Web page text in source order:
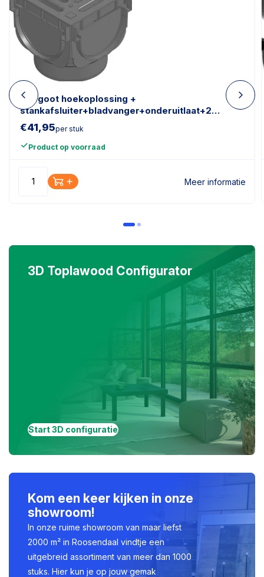
Topgoot hoekoplossing +
stankafsluiter+bladvanger+onderuitlaat+2
sluitstukken (44346)
€41,95per stuk
Product op voorraad
Meer informatie
3D Toplawood Configurator
Start 3D configuratie
Kom een keer kijken in onze
showroom!
In onze ruime showroom van maar liefst
2000 m² in Roosendaal vindtje een
uitgebreid assortiment van meer dan 1000
stuks. Hier kun je op jouw gemak